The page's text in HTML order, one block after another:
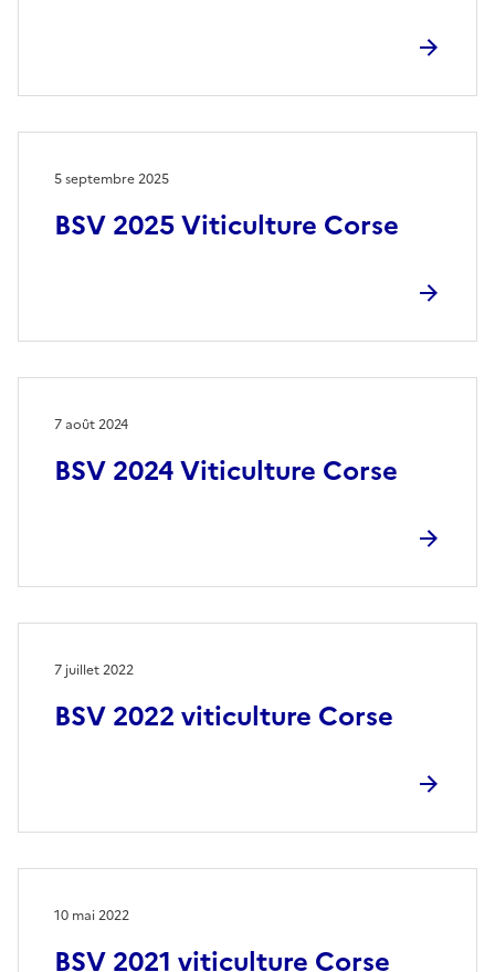
BSV 2025 Viticulture Corse
5 septembre 2025
BSV 2024 Viticulture Corse
7 août 2024
BSV 2022 viticulture Corse
7 juillet 2022
BSV 2021 viticulture Corse
10 mai 2022